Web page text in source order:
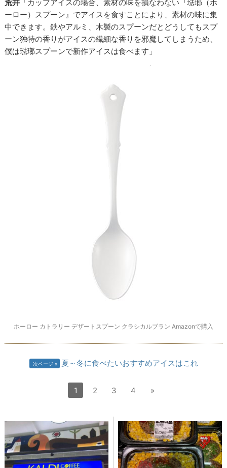
荒井 「カップアイスの場合、素材の味を損なわない『琺瑯（ホ
ーロー）スプーン』でアイスを食すことにより、素材の味に集
中できます。鉄やアルミ、木製のスプーンだとどうしてもスプ
ーン独特の香りがアイスの繊細な香りを邪魔してしまうため、
僕は琺瑯スプーンで新作アイスは食べます」
ホーロー カトラリー デザートスプーン クラシカルブラン Amazonで購入
次ページ 夏～冬に食べたいおすすめアイスはこれ
1 2 3 4 »